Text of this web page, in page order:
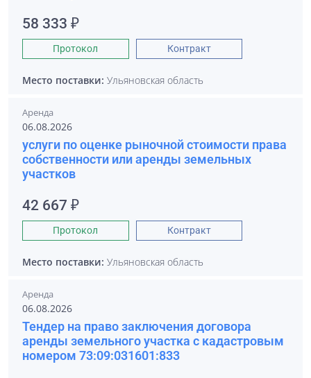
58 333 ₽
Протокол Контракт
Место поставки: Ульяновская область
Аренда
06.08.2026
услуги по оценке рыночной стоимости права
собственности или аренды земельных
участков
42 667 ₽
Протокол Контракт
Место поставки: Ульяновская область
Аренда
06.08.2026
Тендер на право заключения договора
аренды земельного участка с кадастровым
номером 73:09:031601:833